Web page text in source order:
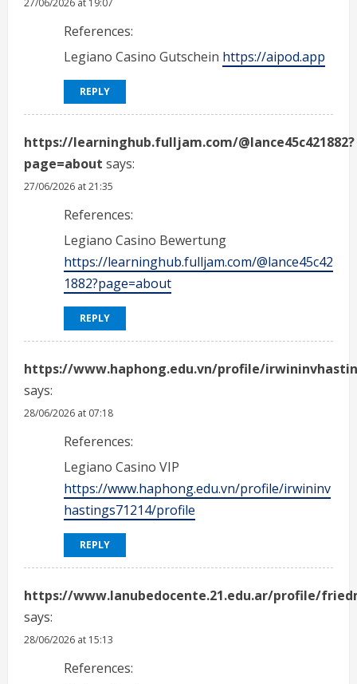
27/06/2026 at 19:07
References:
Legiano Casino Gutschein https://aipod.app
REPLY
https://learninghub.fulljam.com/@lance45c421882?
page=about says:
27/06/2026 at 21:35
References:
Legiano Casino Bewertung
https://learninghub.fulljam.com/@lance45c42
1882?page=about
REPLY
https://www.haphong.edu.vn/profile/
says:
28/06/2026 at 07:18
References:
Legiano Casino VIP
https://www.haphong.edu.vn/profile/irwininv
hastings71214/profile
REPLY
https://www.lanubedocente.21.edu.ar/profile/
says:
28/06/2026 at 15:13
References: